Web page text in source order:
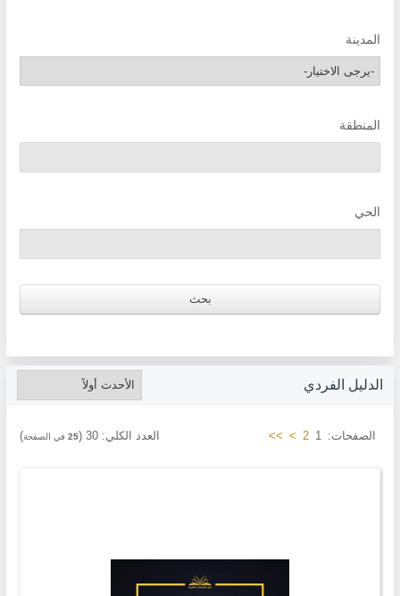
المدينة
المنطقة
الحي
الدليل الفردي
الصفحات: 1
2
>
>> العدد الكلي:30
(
25 في الصفحة)